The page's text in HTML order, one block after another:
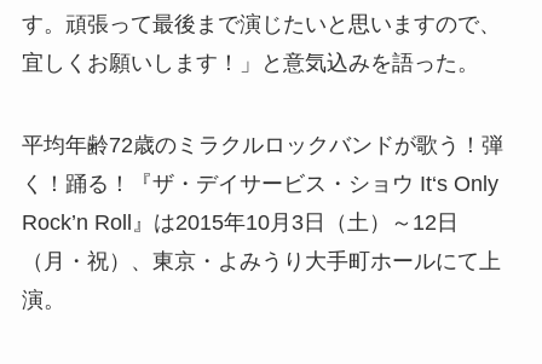
す。頑張って最後まで演じたいと思いますので、
宜しくお願いします！」と意気込みを語った。
平均年齢72歳のミラクルロックバンドが歌う！弾
く！踊る！『ザ・デイサービス・ショウ It‘s Only
Rock’n Roll』は2015年10月3日（土）～12日
（月・祝）、東京・よみうり大手町ホールにて上
演。